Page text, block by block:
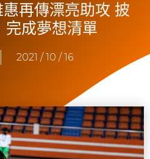
惠再傳漂亮助攻 披
完成夢想清單
2021 / 10 / 16